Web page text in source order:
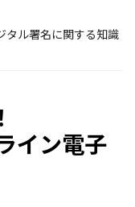
タル署名に関する知識
イン電子